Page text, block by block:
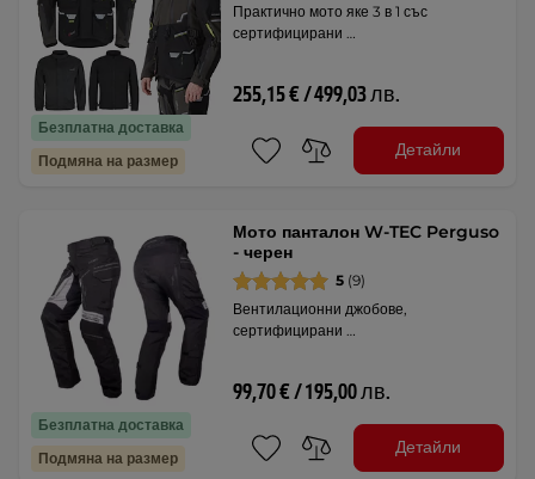
Безплатна доставка
Подмяна на размер
Практично мото яке 3 в 1 със
сертифицирани …
255,15 € / 499,03 лв.
Детайли
Безплатна доставка
Подмяна на размер
Мото панталон W-TEC Perguso
- черен
5 (9)
Вентилационни джобове,
сертифицирани …
99,70 € / 195,00 лв.
Детайли